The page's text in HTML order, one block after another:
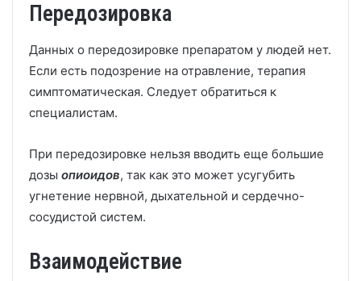
Передозировка
Данных о передозировке препаратом у людей нет.
Если есть подозрение на отравление, терапия
симптоматическая. Следует обратиться к
специалистам.
При передозировке нельзя вводить еще большие
дозы опиоидов, так как это может усугубить
угнетение нервной, дыхательной и сердечно-
сосудистой систем.
Взаимодействие